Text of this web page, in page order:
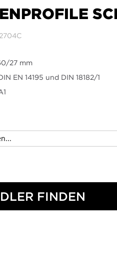
27 mm
EN 14195 und DIN 18182/1
FINDEN